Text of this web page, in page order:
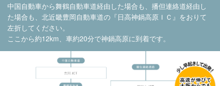
中国自動車から舞鶴自動車道経由した場合も、播但連絡道経由し
た場合も、北近畿豊岡自動車道の『日高神鍋高原ＩＣ』をおりて
左折してください。
ここから約12km、車約20分で神鍋高原に到着です。